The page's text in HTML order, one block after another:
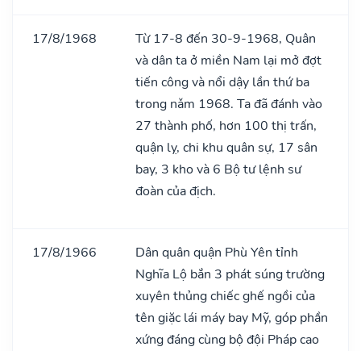
17/8/1968
Từ 17-8 đến 30-9-1968, Quân
và dân ta ở miền Nam lại mở đợt
tiến công và nổi dậy lần thứ ba
trong nǎm 1968. Ta đã đánh vào
27 thành phố, hơn 100 thị trấn,
quận lỵ, chi khu quân sự, 17 sân
bay, 3 kho và 6 Bộ tư lệnh sư
đoàn của địch.
17/8/1966
Dân quân quận Phù Yên tỉnh
Nghĩa Lộ bắn 3 phát súng trường
xuyên thủng chiếc ghế ngồi của
tên giặc lái máy bay Mỹ, góp phần
xứng đáng cùng bộ đội Pháp cao